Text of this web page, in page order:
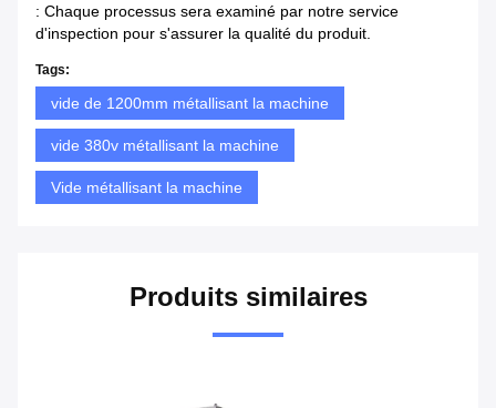
: Chaque processus sera examiné par notre service
d'inspection pour s'assurer la qualité du produit.
Tags:
vide de 1200mm métallisant la machine
vide 380v métallisant la machine
Vide métallisant la machine
Produits similaires